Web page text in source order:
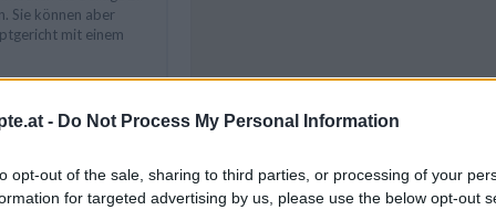
- Do Not Process My Personal Information
opt-out of the sale, sharing to third parties, or processing of your
for targeted advertising by us, please use the below opt-out
Sie können aber
mit einem